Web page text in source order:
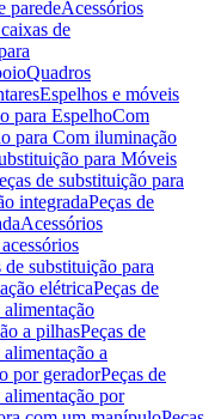
paredeAcessórios
de
Quadros
Espelhos e móveis
para EspelhoCom
para Com iluminação
para Móveis
de substituição para
integradaPeças de
Acessórios
de substituição para
elétricaPeças de
alimentação
a pilhasPeças de
a
por geradorPeças de
alimentação por